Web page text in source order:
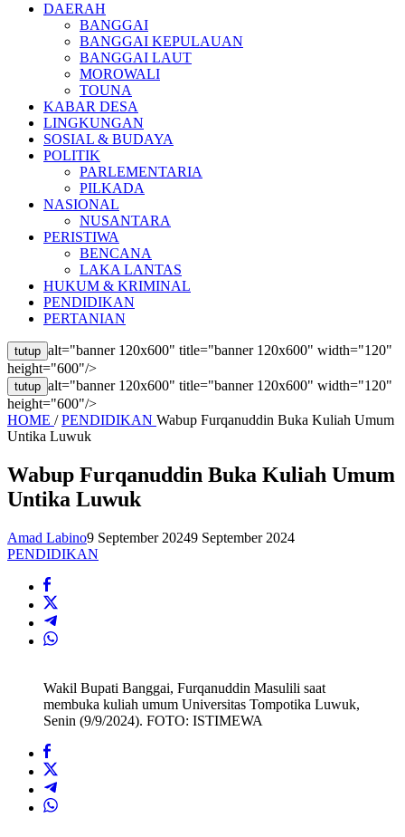
DAERAH
BANGGAI
BANGGAI KEPULAUAN
BANGGAI LAUT
MOROWALI
TOUNA
KABAR DESA
LINGKUNGAN
SOSIAL & BUDAYA
POLITIK
PARLEMENTARIA
PILKADA
NASIONAL
NUSANTARA
PERISTIWA
BENCANA
LAKA LANTAS
HUKUM & KRIMINAL
PENDIDIKAN
PERTANIAN
tutup alt="banner 120x600" title="banner 120x600" width="120"
height="600"/>
tutup alt="banner 120x600" title="banner 120x600" width="120"
height="600"/>
HOME / PENDIDIKAN Wabup Furqanuddin Buka Kuliah Umum
Untika Luwuk
Wabup Furqanuddin Buka Kuliah Umum
Untika Luwuk
Amad Labino9 September 20249 September 2024
PENDIDIKAN
Wakil Bupati Banggai, Furqanuddin Masulili saat
membuka kuliah umum Universitas Tompotika Luwuk,
Senin (9/9/2024). FOTO: ISTIMEWA